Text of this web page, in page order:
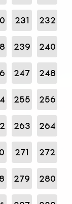
231 232
239 240
247 248
255 256
263 264
271 272
279 280